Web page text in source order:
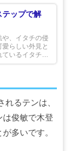
テップで解
や、イタチの侵
らしい外見と
ているイタチ。
早急に対処する
るテンは、
は俊敏で木登
多いです。